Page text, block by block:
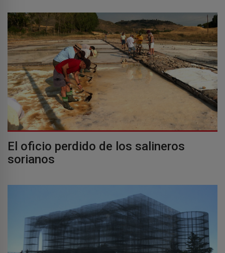
El oficio perdido de los salineros
sorianos